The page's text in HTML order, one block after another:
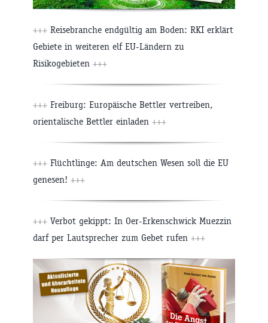
+++ Reisebranche endgültig am Boden: RKI erklärt
Gebiete in weiteren elf EU-Ländern zu
Risikogebieten +++
+++ Freiburg: Europäische Bettler vertreiben,
orientalische Bettler einladen +++
+++ Flüchtlinge: Am deutschen Wesen soll die EU
genesen! +++
+++ Verbot gekippt: In Oer-Erkenschwick Muezzin
darf per Lautsprecher zum Gebet rufen +++